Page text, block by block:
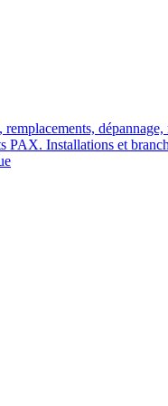
PAX. Installations et